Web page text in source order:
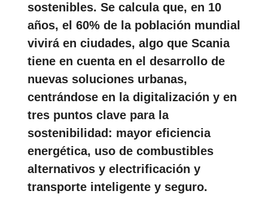
sostenibles. Se calcula que, en 10
años, el 60% de la población mundial
vivirá en ciudades, algo que Scania
tiene en cuenta en el desarrollo de
nuevas soluciones urbanas,
centrándose en la digitalización y en
tres puntos clave para la
sostenibilidad: mayor eficiencia
energética, uso de combustibles
alternativos y electrificación y
transporte inteligente y seguro.